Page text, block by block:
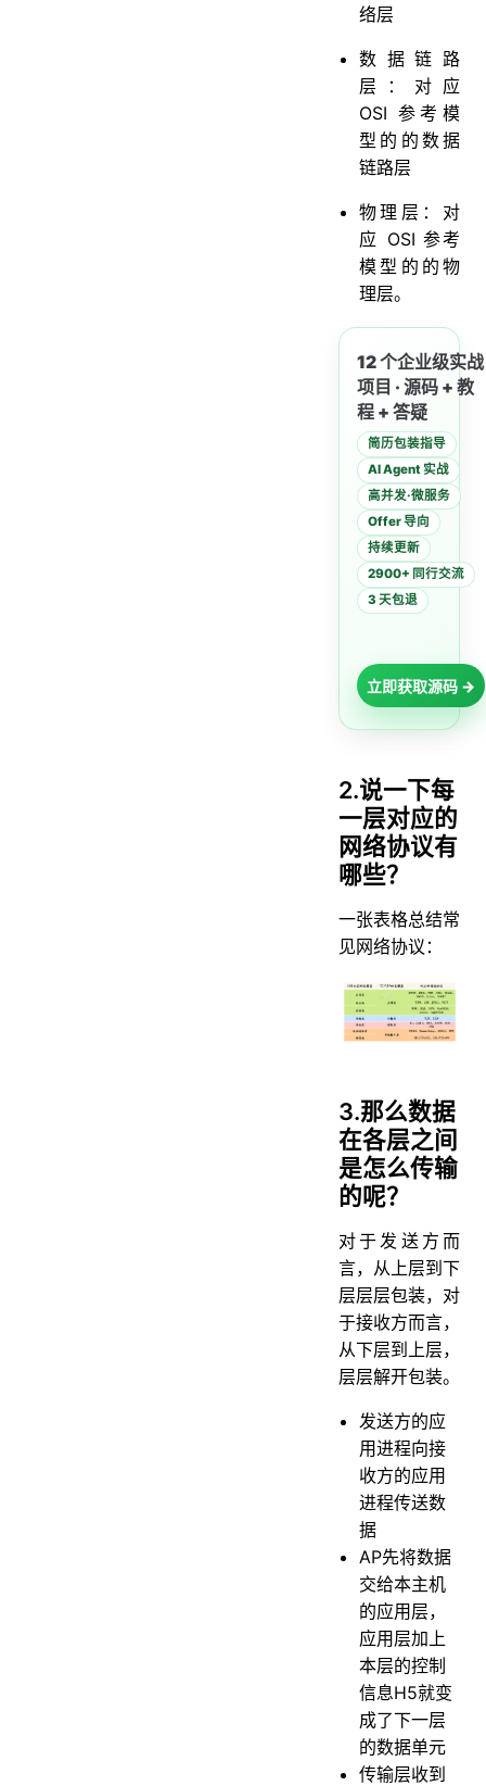
络层
数据链路
层：对应
OSI 参考模
型的的数据
链路层
物理层：对
应 OSI 参考
模型的的物
理层。
12 个企业级实战
项目 · 源码 + 教
程 + 答疑
简历包装指导
AI Agent 实战
高并发·微服务
Offer 导向
持续更新
2900+ 同行交流
3 天包退
立即获取源码 →
2.说一下每
一层对应的
网络协议有
哪些？
一张表格总结常
见网络协议：
3.那么数据
在各层之间
是怎么传输
的呢？
对于发送方而
言，从上层到下
层层层包装，对
于接收方而言，
从下层到上层，
层层解开包装。
发送方的应
用进程向接
收方的应用
进程传送数
据
AP先将数据
交给本主机
的应用层，
应用层加上
本层的控制
信息H5就变
成了下一层
的数据单元
传输层收到